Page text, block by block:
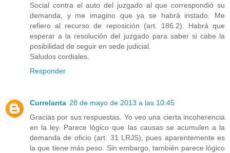
Social contra el auto del juzgado al que correspondió su
demanda, y me imagino que ya se habrá instado. Me
refiero al recurso de reposición (art. 186.2). Habrá que
esperar a la resolución del juzgado para saber si cabe la
posibilidad de seguir en sede judicial.
Saludos cordiales.
Responder
Currelanta 28 de mayo de 2013 a las 10:45
Gracias por sus respuestas. Yo veo una cierta incoherencia
en la ley. Parece lógico que las causas se acumulen a la
demanda de oficio (art. 31 LRJS), pues aparentemente es
la que tiene más peso. Sin embargo, también parece lógico